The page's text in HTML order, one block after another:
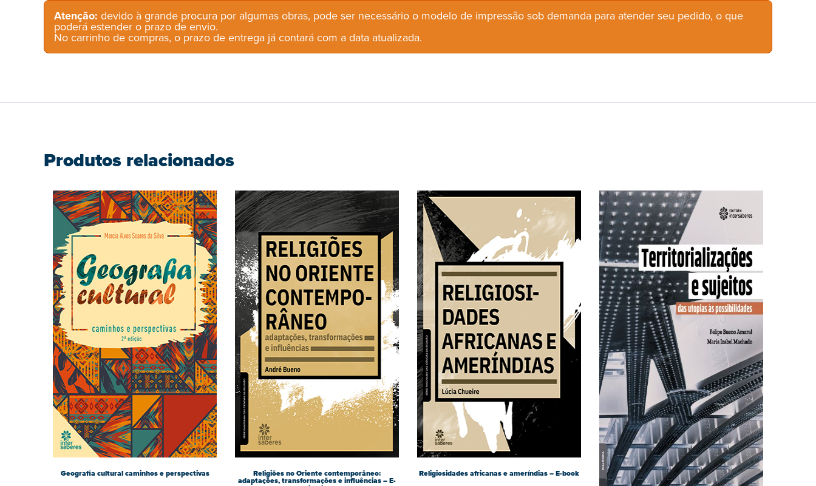
Atenção: devido à grande procura por algumas obras, pode ser necessário o modelo de impressão sob demanda para atender seu pedido, o que
poderá estender o prazo de envio.
No carrinho de compras, o prazo de entrega já contará com a data atualizada.
Produtos relacionados
Geografia cultural caminhos e perspectivas Religiões no Oriente contemporâneo:
adaptações, transformações e influências – E-
Religiosidades africanas e ameríndias – E-book